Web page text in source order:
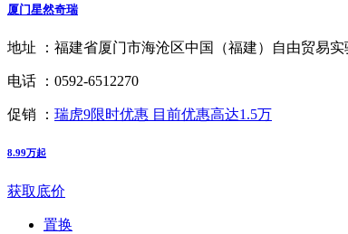
厦门星然奇瑞
地址 ： 福建省厦门市海沧区中国（福建）自由贸易
电话 ： 0592-6512270
促销 ： 瑞虎9限时优惠 目前优惠高达1.5万
8.99万起
获取底价
置换